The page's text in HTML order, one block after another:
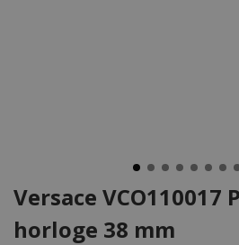
Versace VCO110017
horloge 38 mm